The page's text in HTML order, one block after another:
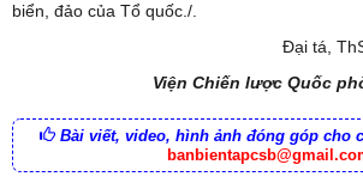
biển, đảo của Tổ quốc./.
Đại tá,
Viện Chiến lược Quốc
Bài viết, video, hình ảnh đóng góp cho